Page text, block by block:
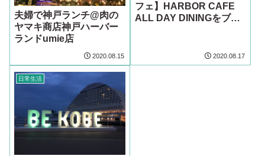
夫婦で神戸ランチ@肉の
ヤマキ商店神戸ハーバー
ランドumie店
2020.08.15
フェ】HARBOR CAFE
ALL DAY DININGをブロ
2020.08.17
日常生活